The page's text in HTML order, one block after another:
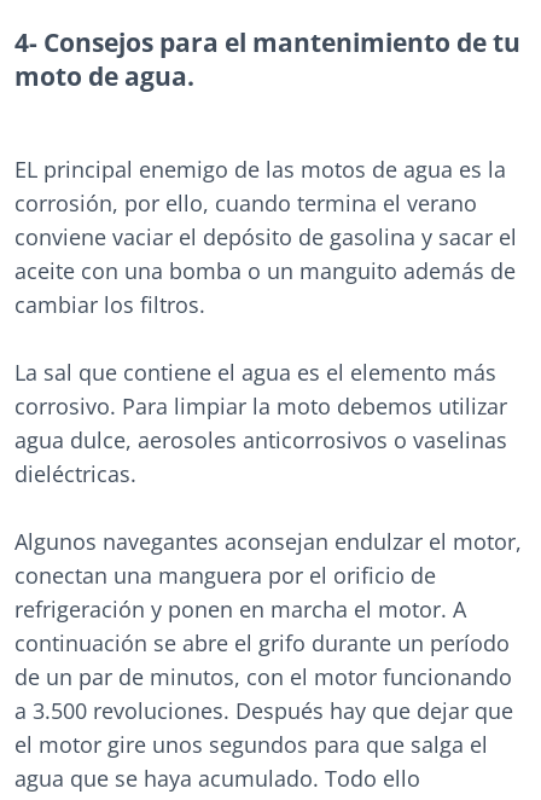
4- Consejos para el mantenimiento de tu
moto de agua.
EL principal enemigo de las motos de agua es la
corrosión, por ello, cuando termina el verano
conviene vaciar el depósito de gasolina y sacar el
aceite con una bomba o un manguito además de
cambiar los filtros.
La sal que contiene el agua es el elemento más
corrosivo. Para limpiar la moto debemos utilizar
agua dulce, aerosoles anticorrosivos o vaselinas
dieléctricas.
Algunos navegantes aconsejan endulzar el motor,
conectan una manguera por el orificio de
refrigeración y ponen en marcha el motor. A
continuación se abre el grifo durante un período
de un par de minutos, con el motor funcionando
a 3.500 revoluciones. Después hay que dejar que
el motor gire unos segundos para que salga el
agua que se haya acumulado. Todo ello